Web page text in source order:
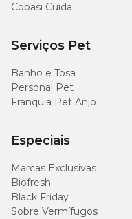
Cobasi Cuida
Serviços Pet
Banho e Tosa
Personal Pet
Franquia Pet Anjo
Especiais
Marcas Exclusivas
Biofresh
Black Friday
Sobre Vermífugos